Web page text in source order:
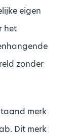
eigen
het
zonder
merk
Dit merk